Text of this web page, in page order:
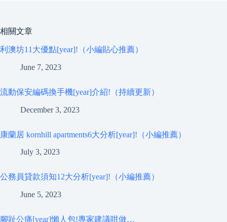
相關文章
利澳坊11大優點[year]!（小編貼心推薦）
June 7, 2023
流動保安編碼換手機[year]介紹!（持續更新）
December 3, 2023
康蘭居 kornhill apartments6大分析[year]!（小編推薦）
July 3, 2023
公務員貸款須知12大分析[year]!（小編推薦）
June 5, 2023
腳趾公痛[year]懶人包!專家建議咁做…